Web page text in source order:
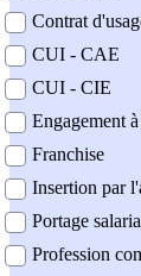
Contrat
CUI - CAE
CUI - CIE
Engagement
Franchise
Insertion par
Portage
Profession